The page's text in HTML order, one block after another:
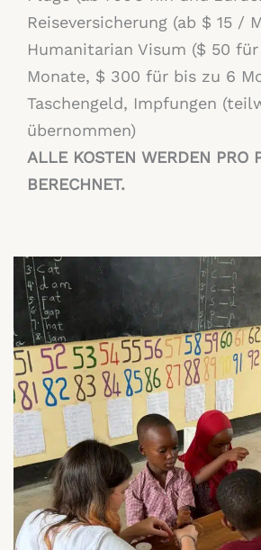
Reiseversicherung (ab $ 15 /
Humanitarian Visum ($ 50
Monate, $ 300 für bis zu 6
Taschengeld, Impfungen
übernommen)
ALLE KOSTEN WERDEN PRO
BERECHNET.